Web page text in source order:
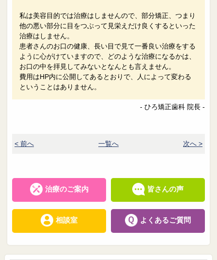
私は美容目的では治療はしませんので、部分矯正、つまり
他の悪い部分に目をつぶって見栄えだけ良くするといった
治療はしません。
患者さんのお口の健康、長い目で見て一番良い治療をする
ように心がけていますので、どのような治療になるかは、
お口の中を拝見してみないとなんとも言えません。
費用はHP内に公開してあるとおりで、人によって変わる
ということはありません。
- ひろ矯正歯科 院長 -
< 前へ 一覧へ 次へ >
治療のご案内 皆さんの声
相談室 よくあるご質問